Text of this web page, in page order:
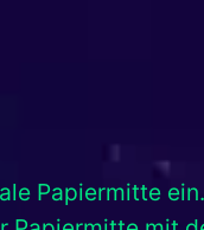
Papiermitte ein.